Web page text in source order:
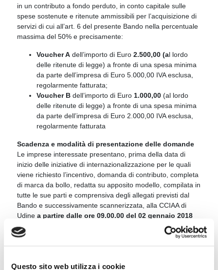
Questo sito web utilizza i cookie
in un contributo a fondo perduto, in conto capitale sulle
spese sostenute e ritenute ammissibili per l’acquisizione di
servizi di cui all’art. 6 del presente Bando nella percentuale
massima del 50% e precisamente:
Voucher A dell’importo di Euro 2.500,00 (al lordo
delle ritenute di legge) a fronte di una spesa minima
da parte dell’impresa di Euro 5.000,00 IVA esclusa,
regolarmente fatturata;
Voucher B dell’importo di Euro 1.000,00 (al lordo
delle ritenute di legge) a fronte di una spesa minima
da parte dell’impresa di Euro 2.000,00 IVA esclusa,
regolarmente fatturata
Scadenza e modalità di presentazione delle domande
Le imprese interessate presentano, prima della data di
inizio delle iniziative di internazionalizzazione per le quali
viene richiesto l’incentivo, domanda di contributo, completa
di marca da bollo, redatta su apposito modello, compilata in
tutte le sue parti e comprensiva degli allegati previsti dal
Bando e successivamente scannerizzata, alla CCIAA di
Udine a partire dalle ore 09.00.00 del 02 gennaio 2018
ed entro il 15 novembre 2018
ed esclusivamente con la
seguente modalità:
Posta elettronica certificata (PEC), in conformità alle norme
indirizzo:contributi@ud.legalmail.camcom.it